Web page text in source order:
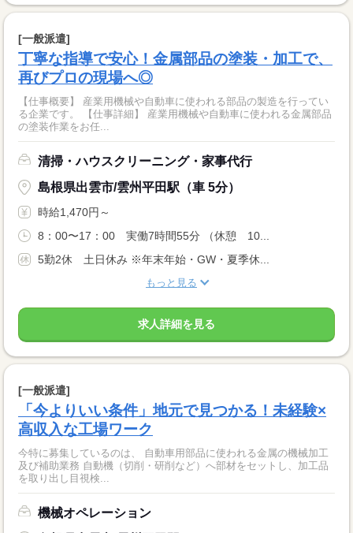
[一般派遣]
丁寧な指導で安心！金属部品の塗装・加工で、
再びプロの現場へ◎
【仕事概要】 産業用機械や自動車に使われる部品の製造を行ってい
る企業です。 【仕事詳細】 産業用機械や自動車に使われる金属部品
の塗装作業をお任...
清掃・ハウスクリーニング・家事代行
島根県出雲市/雲州平田駅（車 5分）
時給1,470円～
8：00〜17：00 実働7時間55分 （休憩 10...
5勤2休 土日休み ※年末年始・GW・夏季休...
もっと見る
求人詳細を見る
[一般派遣]
「今よりいい条件」地元で見つかる！未経験×
高収入な工場ワーク
今特に募集しているのは、 自動車用部品に使われる金属の機械加工
及び補助業務 自動機（切削・研削など）へ部材をセットし、加工品
を取り出し目視検...
機械オペレーション